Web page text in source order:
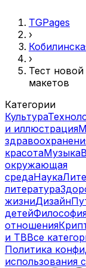
TGPages
›
›
Тест
макетов
Категории
Культура
и иллюстрация
красотаМузыка
окружающая
средаНаука
литература
жизниДизайн
детей
отношения
и ТВВсе
Политика
использования